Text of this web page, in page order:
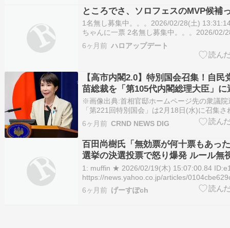
ところでさ、ソロフェスのMVP候補
1名無し募集中。。。2026/02/28(土)
ちゃんに一票 2名無し募集中。。。2026/02/
13:32:12.68 2月28日 土曜 18:00～0:30 テレ
＜独占放送＞Hello! Project「ソロフェス…
6ヶ月前 ハロアップデート
【高市内閣2.0】特別国会召集！自民
苗総裁を「第105代内閣総理大臣」に
は全員再任！第2次高市政権正式発足
月17日(金)」まで！
※画像出典:首相官邸ホームページ先の衆議院
「第221回特別国会」は2月18日(水)に召集さ
参両議院の本会議で行われた首相指名選挙で
「第105代内閣総理大臣」に選出しました。
と閣僚の認証式を経て第2次高市政権は正式
尚…
6ヶ月前 CRND NEWS DIG
百田尚樹氏「無効票が何十票もあっ
選挙の決選投票で怒り爆発 ルール無
いやろ！」
1: muffin ★ 2026/02/19(木) 15:07:00.84
https://news.yahoo.co.jp/articles/
2/19(木) 13:15…
6ヶ月前 げーすぽch